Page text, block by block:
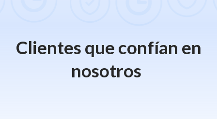
Clientes que confían en
nosotros